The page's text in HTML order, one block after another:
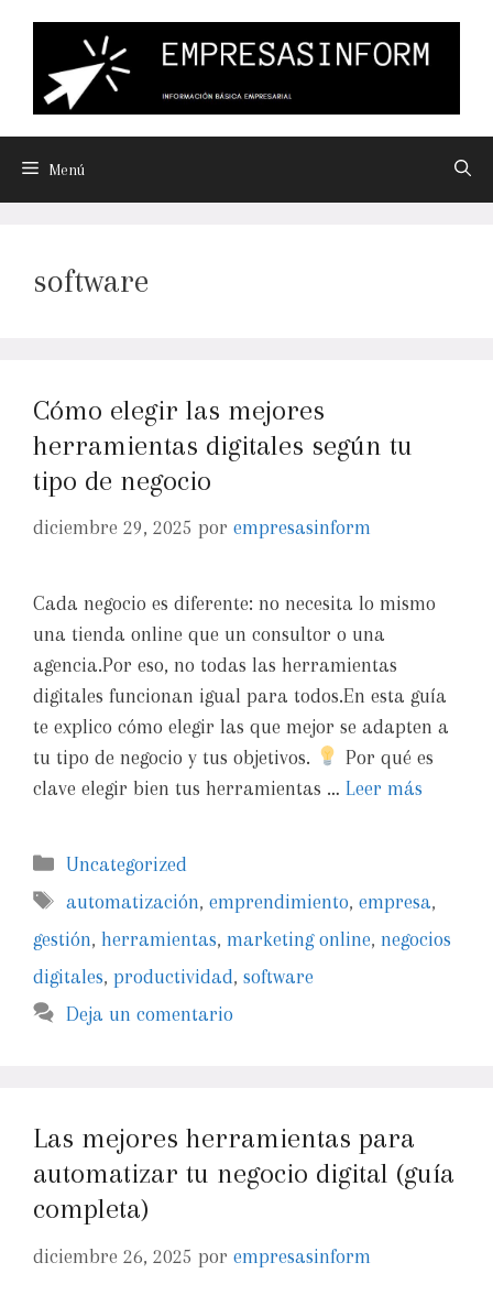
Menú
software
Cómo elegir las mejores
herramientas digitales según tu
tipo de negocio
diciembre 29, 2025 por empresasinform
Cada negocio es diferente: no necesita lo mismo
una tienda online que un consultor o una
agencia.Por eso, no todas las herramientas
digitales funcionan igual para todos.En esta guía
te explico cómo elegir las que mejor se adapten a
tu tipo de negocio y tus objetivos.
Por qué es
clave elegir bien tus herramientas … Leer más
Uncategorized
automatización,emprendimiento,empresa,
gestión, herramientas, marketing online, negocios
digitales, productividad, software
Deja un comentario
Las mejores herramientas para
automatizar tu negocio digital (guía
completa)
diciembre 26, 2025 por empresasinform